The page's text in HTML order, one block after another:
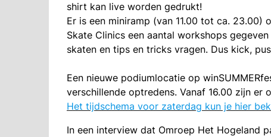
shirt kan live worden gedrukt!
Er is een miniramp (van 11.00 tot ca.
Skate Clinics een aantal workshops
skaten en tips en tricks vragen. Dus kick,
Een nieuwe podiumlocatie op
verschillende optredens. Vanaf 16.00 zijn
Het tijdschema voor zaterdag kun je hier
In een interview dat Omroep Het Hogeland